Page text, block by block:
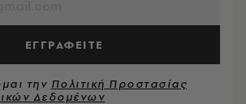
ΕΓΓΡΑΦΕΙΤΕ
την Πολιτική Προστασίας
Δεδομένων